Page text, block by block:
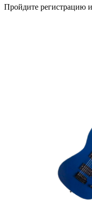
Пройдите регистрацию